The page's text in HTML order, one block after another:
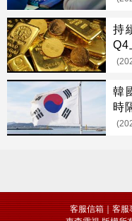
持
Q4
韓
時
客服信箱｜客服